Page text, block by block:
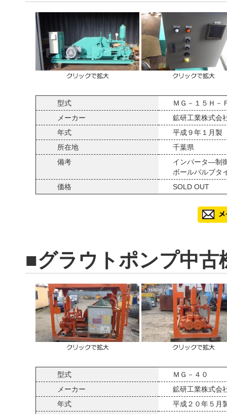
型式
ＭＧ－１５Ｈ－
メーカー
鉱研工業株式会
年式
平成９年１月製
所在地
千葉県
備考
インバータ―制
ボールバルブタ
価格
SOLD OUT
■グラウトポンプ中
型式
ＭＧ－４０
メーカー
鉱研工業株式会
年式
平成２０年５月